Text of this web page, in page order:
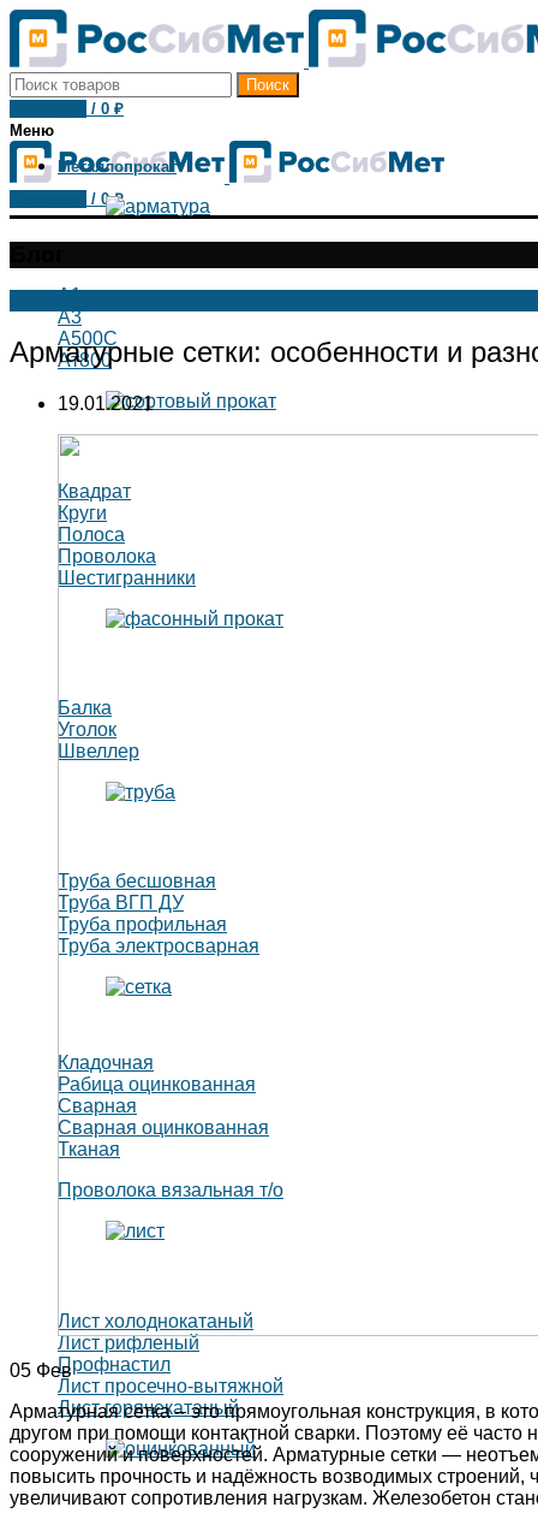
Поиск
/ 0 ₽
Меню
/ 0₽
Металлопрокат
А1
А3
А500С
Ат800
Квадрат
Круги
Полоса
Проволока
Шестигранники
Балка
Уголок
Швеллер
Труба бесшовная
Труба ВГП ДУ
Труба профильная
Труба электросварная
Кладочная
Рабица оцинкованная
Сварная
Сварная оцинкованная
Тканая
Проволока вязальная т/о
Лист холоднокатаный
Лист рифленый
Профнастил
Лист просечно-вытяжной
Лист горячекатаный
Арматурные сетки: особенности и
19.01.2021
05 Фев
Арматурная сетка – это прямоугольная конструкция, в
другом при помощи контактной сварки. Поэтому её
сооружений и поверхностей. Арматурные сетки —
повысить прочность и надёжность возводимых
увеличивают сопротивления нагрузкам. Железобетон